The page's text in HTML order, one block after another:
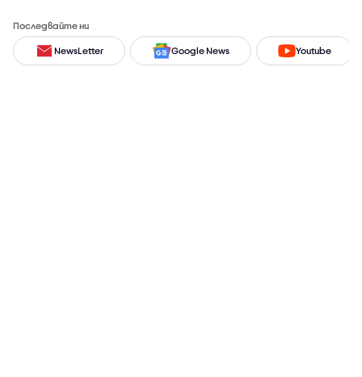
Последвайте ни
NewsLetter Google News Youtube